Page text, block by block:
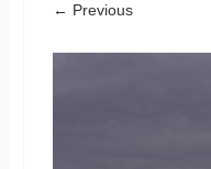
← Previous